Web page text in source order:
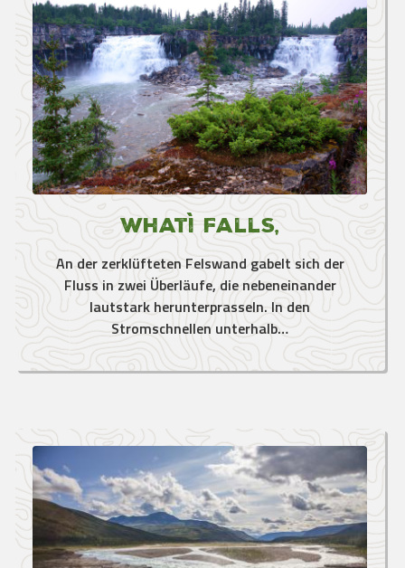
Whatì Falls,
An der zerklüfteten Felswand gabelt sich der
Fluss in zwei Überläufe, die nebeneinander
lautstark herunterprasseln. In den
Stromschnellen unterhalb…